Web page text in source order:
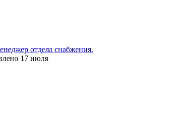
отдела снабжения.
17 июля